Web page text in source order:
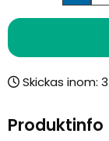
Skickas inom:
Produktinfo